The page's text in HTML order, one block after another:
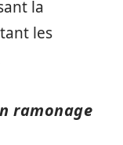
la
les
ramonage